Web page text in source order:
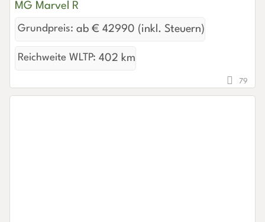
MG Marvel R
Grundpreis: ab € 42990 (inkl. Steuern)
Reichweite WLTP: 402 km
79